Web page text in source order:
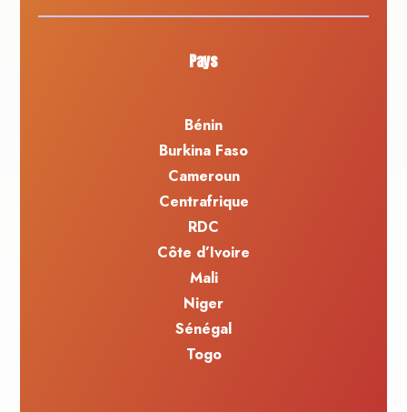
Pays
Bénin
Burkina Faso
Cameroun
Centrafrique
RDC
Côte d’Ivoire
Mali
Niger
Sénégal
Togo